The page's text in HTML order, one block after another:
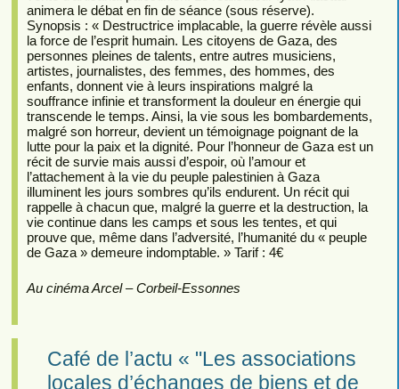
animera le débat en fin de séance (sous réserve).
Synopsis : « Destructrice implacable, la guerre révèle aussi
la force de l’esprit humain. Les citoyens de Gaza, des
personnes pleines de talents, entre autres musiciens,
artistes, journalistes, des femmes, des hommes, des
enfants, donnent vie à leurs inspirations malgré la
souffrance infinie et transforment la douleur en énergie qui
transcende le temps. Ainsi, la vie sous les bombardements,
malgré son horreur, devient un témoignage poignant de la
lutte pour la paix et la dignité. Pour l’honneur de Gaza est un
récit de survie mais aussi d’espoir, où l’amour et
l’attachement à la vie du peuple palestinien à Gaza
illuminent les jours sombres qu’ils endurent. Un récit qui
rappelle à chacun que, malgré la guerre et la destruction, la
vie continue dans les camps et sous les tentes, et qui
prouve que, même dans l’adversité, l’humanité du « peuple
de Gaza » demeure indomptable. » Tarif : 4€
Au cinéma Arcel – Corbeil-Essonnes
Café de l’actu « "Les associations
locales d’échanges de biens et de